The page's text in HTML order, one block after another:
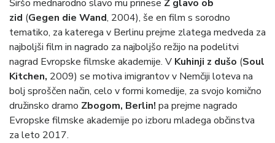
Širšo mednarodno slavo mu prinese Z glavo ob
zid (Gegen die Wand, 2004), še en film s sorodno
tematiko, za katerega v Berlinu prejme zlatega medveda za
najboljši film in nagrado za najboljšo režijo na podelitvi
nagrad Evropske filmske akademije. V Kuhinji z dušo (Soul
Kitchen, 2009) se motiva imigrantov v Nemčiji loteva na
bolj sproščen način, celo v formi komedije, za svojo komično
družinsko dramo Zbogom, Berlin! pa prejme nagrado
Evropske filmske akademije po izboru mladega občinstva
za leto 2017.